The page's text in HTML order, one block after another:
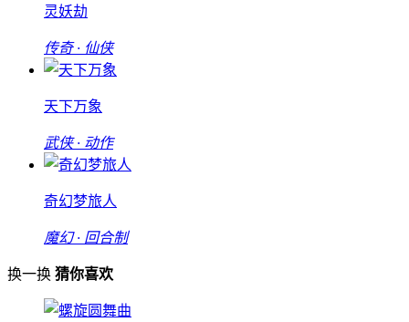
灵妖劫
传奇 · 仙侠
天下万象
武侠 · 动作
奇幻梦旅人
魔幻 · 回合制
换一换 猜你喜欢